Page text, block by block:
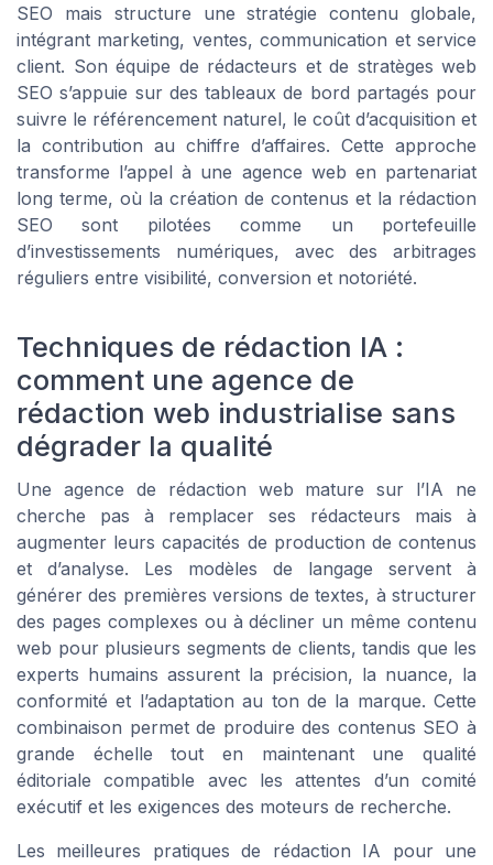
SEO mais structure une stratégie contenu globale,
intégrant marketing, ventes, communication et service
client. Son équipe de rédacteurs et de stratèges web
SEO s’appuie sur des tableaux de bord partagés pour
suivre le référencement naturel, le coût d’acquisition et
la contribution au chiffre d’affaires. Cette approche
transforme l’appel à une agence web en partenariat
long terme, où la création de contenus et la rédaction
SEO sont pilotées comme un portefeuille
d’investissements numériques, avec des arbitrages
réguliers entre visibilité, conversion et notoriété.
Techniques de rédaction IA :
comment une agence de
rédaction web industrialise sans
dégrader la qualité
Une agence de rédaction web mature sur l’IA ne
cherche pas à remplacer ses rédacteurs mais à
augmenter leurs capacités de production de contenus
et d’analyse. Les modèles de langage servent à
générer des premières versions de textes, à structurer
des pages complexes ou à décliner un même contenu
web pour plusieurs segments de clients, tandis que les
experts humains assurent la précision, la nuance, la
conformité et l’adaptation au ton de la marque. Cette
combinaison permet de produire des contenus SEO à
grande échelle tout en maintenant une qualité
éditoriale compatible avec les attentes d’un comité
exécutif et les exigences des moteurs de recherche.
Les meilleures pratiques de rédaction IA pour une